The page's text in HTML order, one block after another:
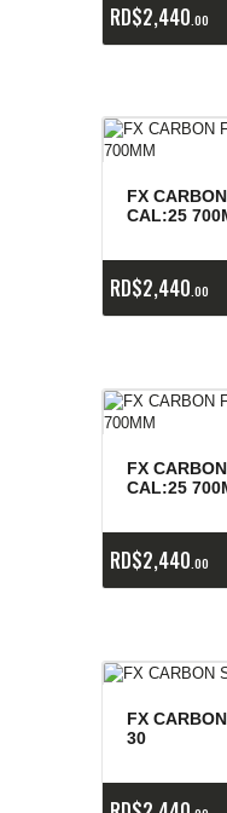
RD$2,440 00
FX
CAL:25
RD$2,440 00
FX
CAL:25
RD$2,440 00
FX
30